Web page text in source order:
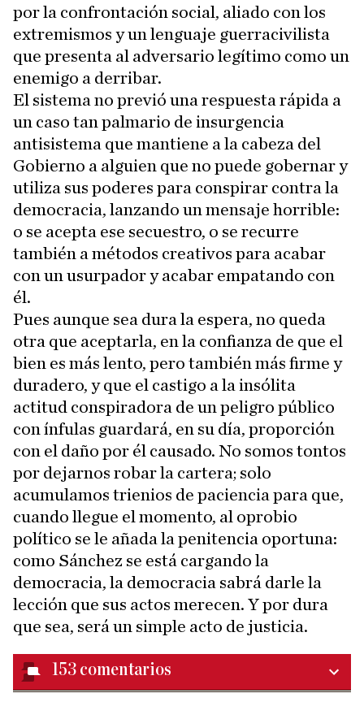
por la confrontación social, aliado con los
extremismos y un lenguaje guerracivilista
que presenta al adversario legítimo como un
enemigo a derribar.
El sistema no previó una respuesta rápida a
un caso tan palmario de insurgencia
antisistema que mantiene a la cabeza del
Gobierno a alguien que no puede gobernar y
utiliza sus poderes para conspirar contra la
democracia, lanzando un mensaje horrible:
o se acepta ese secuestro, o se recurre
también a métodos creativos para acabar
con un usurpador y acabar empatando con
él.
Pues aunque sea dura la espera, no queda
otra que aceptarla, en la confianza de que el
bien es más lento, pero también más firme y
duradero, y que el castigo a la insólita
actitud conspiradora de un peligro público
con ínfulas guardará, en su día, proporción
con el daño por él causado. No somos tontos
por dejarnos robar la cartera; solo
acumulamos trienios de paciencia para que,
cuando llegue el momento, al oprobio
político se le añada la penitencia oportuna:
como Sánchez se está cargando la
democracia, la democracia sabrá darle la
lección que sus actos merecen. Y por dura
que sea, será un simple acto de justicia.
153 comentarios